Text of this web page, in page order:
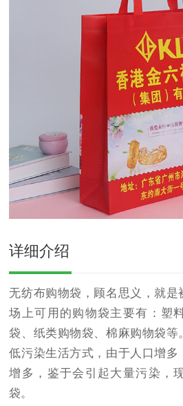
详细介绍
无纺布购物袋，顾名思义，就
场上可用的购物袋主要有：塑
袋、纸类购物袋、棉麻购物袋等
低污染生活方式，由于人口增多
增多，鉴于会引起大量污染，
袋。